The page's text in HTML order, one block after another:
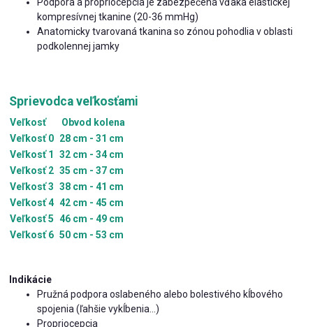
kompresívnej tkanine (20-36 mmHg)
Anatomicky tvarovaná tkanina so zónou pohodlia v oblasti
podkolennej jamky
Sprievodca veľkosťami
Veľkosť
Obvod kolena
Veľkosť 0 28 cm - 31 cm
Veľkosť 1
32 cm - 34 cm
Veľkosť 2 35 cm - 37 cm
Veľkosť 3 38 cm - 41 cm
Veľkosť 4 42 cm - 45 cm
Veľkosť 5 46 cm - 49 cm
Veľkosť 6 50 cm - 53 cm
Indikácie
Pružná podpora oslabeného alebo bolestivého kĺbového
spojenia (ľahšie vykĺbenia...)
Propriocepcia